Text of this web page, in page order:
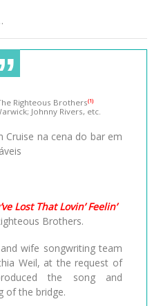
Righteous Brothers(1)
Johnny Rivers, etc.
Cruise na cena do bar em
Lost That Lovin’ Feelin’
Brothers.
wife songwriting team
Weil, at the request of
the song and
of the bridge.